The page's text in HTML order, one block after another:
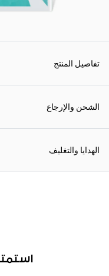
تفاصيل المنتج
الشحن والإرجاع
الهدايا والتغليف